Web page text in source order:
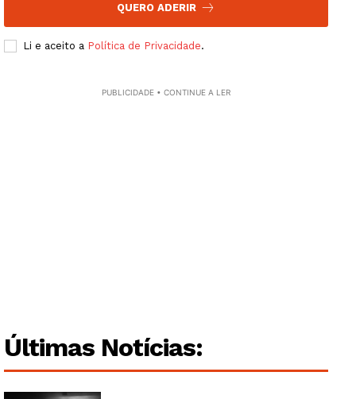
Quero ser Assinante
QUERO ADERIR
Li e aceito a Política de Privacidade.
PUBLICIDADE • CONTINUE A LER
Últimas Notícias: